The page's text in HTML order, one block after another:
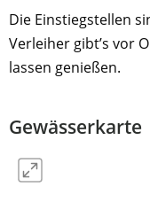
Die Einstiegstellen
Verleiher gibt’s vor
lassen genießen.
Gewässerkarte